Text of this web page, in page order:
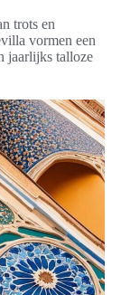
trots en
vormen een
jaarlijks talloze